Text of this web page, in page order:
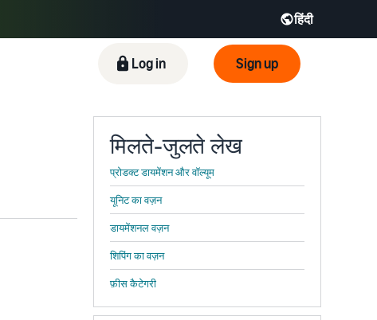
हिंदी
Tiếng Việt - VN Deutsch - DE
Log in Sign up
मिलते-जुलते लेख
प्रोडक्ट डायमेंशन और वॉल्यूम
यूनिट का वज़न
डायमेंशनल वज़न
शिपिंग का वज़न
फ़ीस कैटेगरी